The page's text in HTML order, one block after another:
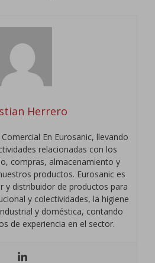
Herrero
En Eurosanic, llevando
relacionadas con los
compras, almacenamiento y
productos. Eurosanic es
y distribuidor de productos para
y colectividades, la higiene
y doméstica, contando
de experiencia en el sector.